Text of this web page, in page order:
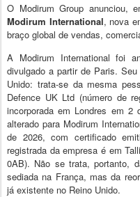
O Modirum Group anunciou,
Modirum International, nova
braço global de vendas,
A Modirum International foi
divulgado a partir de Paris.
Unido: trata-se da mesma
Defence UK Ltd (número de
incorporada em Londres em
alterado para Modirum
de 2026, com certificado
registrada da empresa é em
0AB). Não se trata, portanto,
sediada na França, mas da
já existente no Reino Unido.